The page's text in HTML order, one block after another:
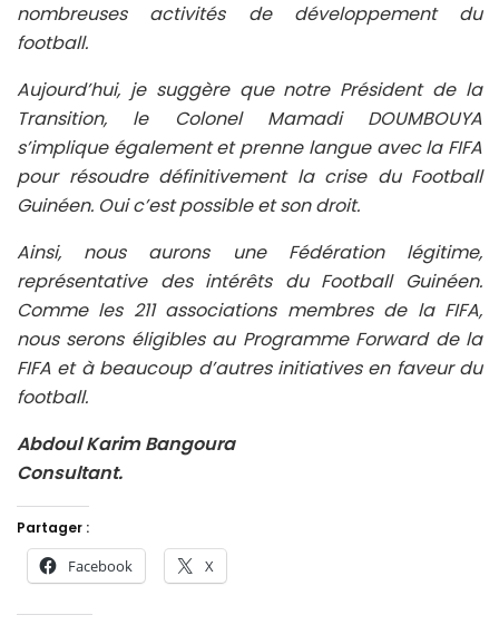
nombreuses activités de développement du
football.
Aujourd’hui, je suggère que notre Président de la
Transition, le Colonel Mamadi DOUMBOUYA
s’implique également et prenne langue avec la FIFA
pour résoudre définitivement la crise du Football
Guinéen. Oui c’est possible et son droit.
Ainsi, nous aurons une Fédération légitime,
représentative des intérêts du Football Guinéen.
Comme les 211 associations membres de la FIFA,
nous serons éligibles au Programme Forward de la
FIFA et à beaucoup d’autres initiatives en faveur du
football.
Abdoul Karim Bangoura
Consultant.
Partager :
Facebook X